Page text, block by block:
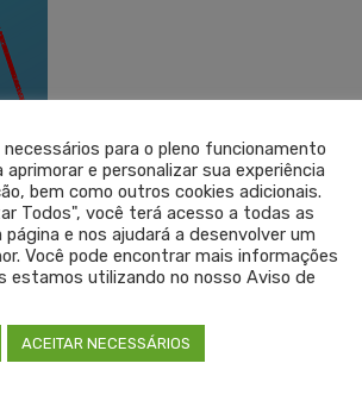
para o pleno funcionamento
e personalizar sua experiência
bem como outros cookies adicionais.
Todos", você terá acesso a todas as
e nos ajudará a desenvolver um
Você pode encontrar mais informações
estamos utilizando no nosso Aviso de
ACEITAR NECESSÁRIOS